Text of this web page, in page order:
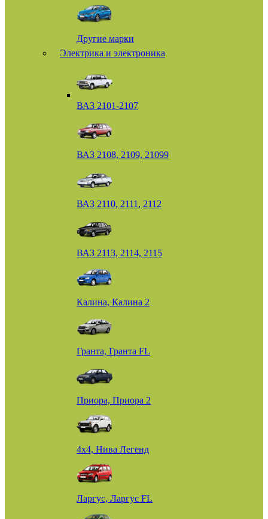
Другие марки
Электрика и электроника
ВАЗ 2101-2107
ВАЗ 2108, 2109, 21099
ВАЗ 2110, 2111, 2112
ВАЗ 2113, 2114, 2115
Калина, Калина 2
Гранта, Гранта FL
Приора, Приора 2
4х4, Нива Легенд
Ларгус, Ларгус FL